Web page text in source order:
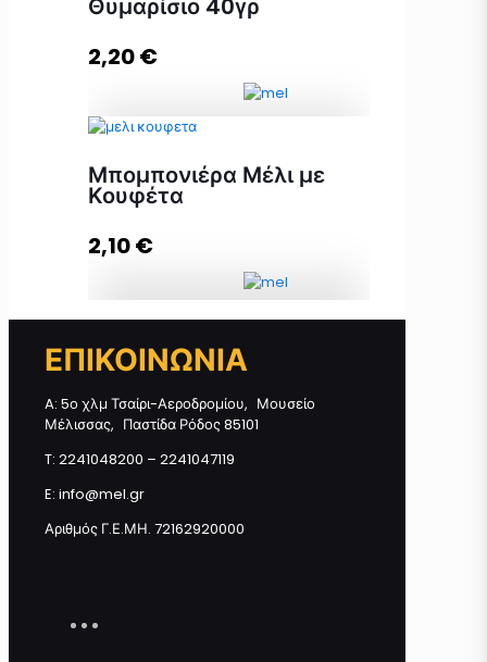
Προσθήκη στο καλάθι
Θυμαρίσιο 40γρ
2,20€
Κεράσματα Γάμου Μελεκούνι &
Μέλι Θυμαρίσιο 40γρ ποσότητα
Προσθήκη στο καλάθι
Μπομπονιέρα Μέλι με
Κουφέτα
2,10€
ποσότητα
ΕΠΙΚΟΙΝΩΝΙΑ
A: 5ο χλμ Τσαίρι-Αεροδρομίου, Μουσείο
Μέλισσας, Παστίδα Ρόδος 85101
T: 2241048200 – 2241047119
E: info@mel.gr
Αριθμός Γ.Ε.ΜΗ. 72162920000